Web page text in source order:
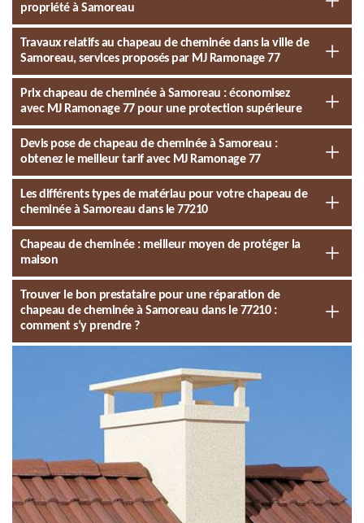
propriété à Samoreau
Travaux relatifs au chapeau de cheminée dans la ville de
Samoreau, services proposés par MJ Ramonage 77
Prix chapeau de cheminée à Samoreau : économisez
avec MJ Ramonage 77 pour une protection supérieure
Devis pose de chapeau de cheminée à Samoreau :
obtenez le meilleur tarif avec MJ Ramonage 77
Les différents types de matériau pour votre chapeau de
cheminée à Samoreau dans le 77210
Chapeau de cheminée : meilleur moyen de protéger la
maison
Trouver le bon prestataire pour une réparation de
chapeau de cheminée à Samoreau dans le 77210 :
comment s’y prendre ?